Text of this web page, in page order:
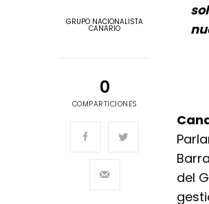
GRUPO NACIONALISTA
CANARIO
0
COMPARTICIONES
del